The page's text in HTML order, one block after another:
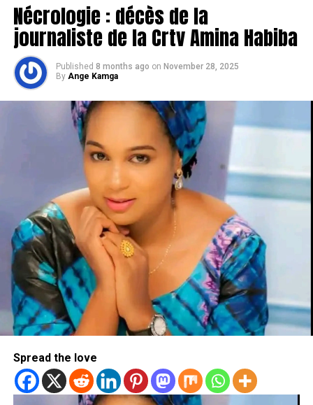
Nécrologie : décès de la
journaliste de la Crtv Amina Habiba
Published 8 months ago on November 28, 2025
By Ange Kamga
Spread the love